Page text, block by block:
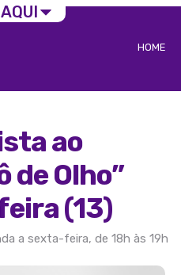
HOME
ao
de Olho”
(13)
a sexta-feira, de 18h às 19h